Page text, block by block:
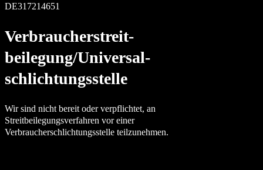
DE317214651
Verbraucher­streit­
beilegung/Universal­
schlichtungs­stelle
Wir sind nicht bereit oder verpflichtet, an
Streitbeilegungsverfahren vor einer
Verbraucherschlichtungsstelle teilzunehmen.